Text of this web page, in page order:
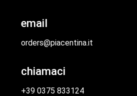
email
orders@piacentina.it
chiamaci
+39 0375 833124